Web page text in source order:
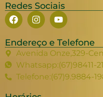
Redes Sociais
Endereço e Telefone
Avenida Onze,329-
Whatsapp:(67)98411-
Telefone:(67)9.9884-